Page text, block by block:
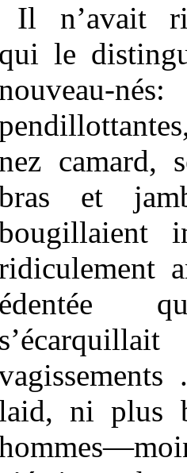
Il n’avait
qui le
camard,
et
édentée
s’écarquillait
ni plus